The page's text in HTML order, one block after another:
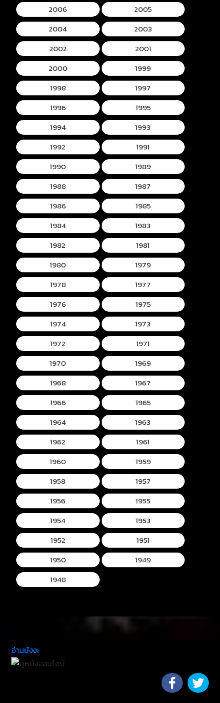
2006
2005
2004
2003
2002
2001
2000
1999
1998
1997
1996
1995
1994
1993
1992
1991
1990
1989
1988
1987
1986
1985
1984
1983
1982
1981
1980
1979
1978
1977
1976
1975
1974
1973
1972
1971
1970
1969
1968
1967
1966
1965
1964
1963
1962
1961
1960
1959
1958
1957
1956
1955
1954
1953
1952
1951
1950
1949
1948
อ่านมังงะ